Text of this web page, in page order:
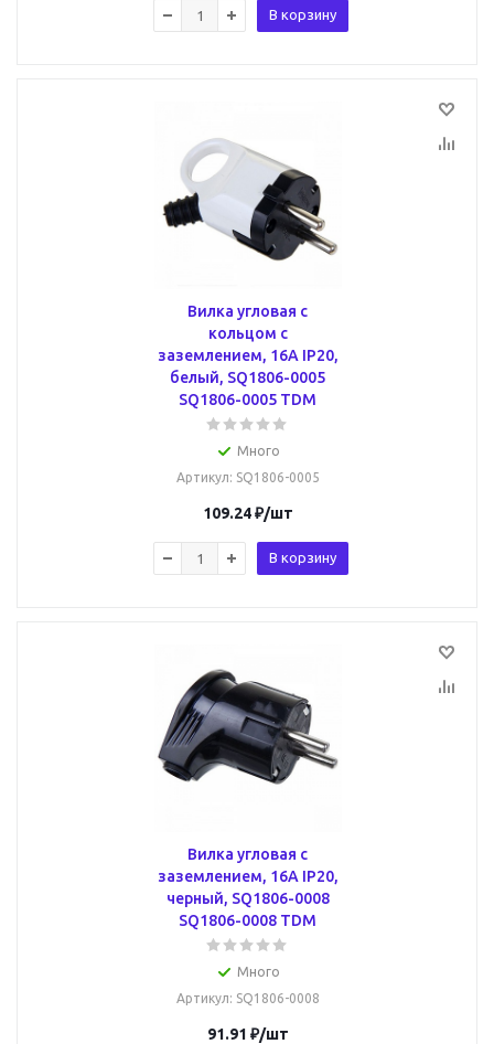
В корзину
Вилка угловая с
кольцом с
заземлением, 16А IP20,
белый, SQ1806-0005
SQ1806-0005 TDM
Много
Артикул: SQ1806-0005
109.24₽/шт
В корзину
Вилка угловая с
заземлением, 16А IP20,
черный, SQ1806-0008
SQ1806-0008 TDM
Много
Артикул: SQ1806-0008
91.91 ₽/шт